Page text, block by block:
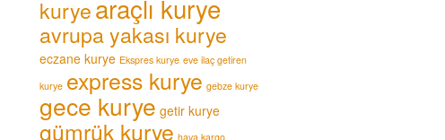
kuryearaçlı kurye
avrupa yakası kurye
eczane kurye Ekspres kurye eve ilaç getiren
kurye express kurye gebze kurye
gece kurye getir kurye
gümrük kurye hava kargo